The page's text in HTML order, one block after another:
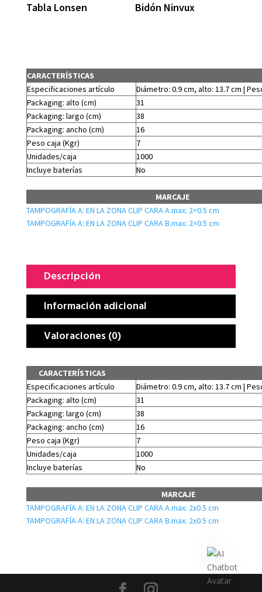
Tabla Lonsen Bidón Ninvux
CARACTERÍSTICAS
Especificaciones artículo
Diámetro: 0.9 cm, alto: 13.7 cm |
Packaging: alto (cm)
31
Packaging: largo (cm)
38
Packaging: ancho (cm)
16
Peso caja (Kgr)
7
Unidades/caja
1000
Incluye baterías
No
MARCAJE
TAMPOGRAFÍA A: EN LA ZONA CLIP CARA A.max: 2×0.5 cm
TAMPOGRAFÍA A: EN LA ZONA CLIP CARA B.max: 2×0.5 cm
Descripción
Información adicional
Valoraciones (0)
CARACTERÍSTICAS
Especificaciones artículo
Diámetro: 0.9 cm, alto: 13.7 cm |
Packaging: alto (cm)
31
Packaging: largo (cm)
38
Packaging: ancho (cm)
16
Peso caja (Kgr)
7
Unidades/caja
1000
Incluye baterías
No
MARCAJE
TAMPOGRAFÍA A: EN LA ZONA CLIP CARA A.max: 2x0.5 cm
TAMPOGRAFÍA A: EN LA ZONA CLIP CARA B.max: 2x0.5 cm